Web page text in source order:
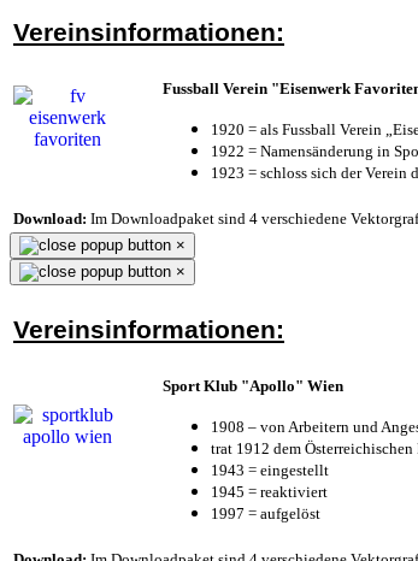
Vereinsinformationen:
Fussball Verein "Eisenwerk
1920 = als Fussball Verein
1922 = Namensänderung in
1923 = schloss sich der
Download: Im Downloadpaket sind 4 verschiedene
×
×
Vereinsinformationen:
Sport Klub "Apollo" Wien
1908 – von Arbeitern und
trat 1912 dem Österreichischen
1943 = eingestellt
1945 = reaktiviert
1997 = aufgelöst